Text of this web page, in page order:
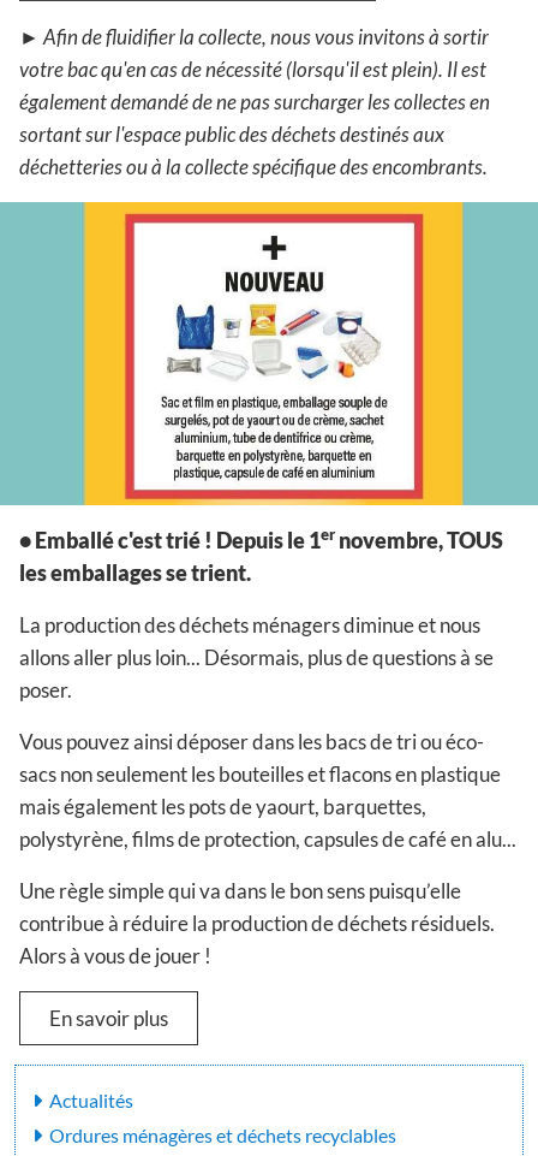
► Afin de fluidifier la collecte, nous vous invitons à sortir
votre bac qu'en cas de nécessité (lorsqu'il est plein). Il est
également demandé de ne pas surcharger les collectes en
sortant sur l'espace public des déchets destinés aux
déchetteries ou à la collecte spécifique des encombrants.
• Emballé c'est trié ! Depuis le 1ernovembre, TOUS
les emballages se trient.
La production des déchets ménagers diminue et nous
allons aller plus loin... Désormais, plus de questions à se
poser.
Vous pouvez ainsi déposer dans les bacs de tri ou éco-
sacs non seulement les bouteilles et flacons en plastique
mais également les pots de yaourt, barquettes,
polystyrène, films de protection, capsules de café en alu...
Une règle simple qui va dans le bon sens puisqu’elle
contribue à réduire la production de déchets résiduels.
Alors à vous de jouer !
En savoir plus
Actualités
Ordures ménagères et déchets recyclables